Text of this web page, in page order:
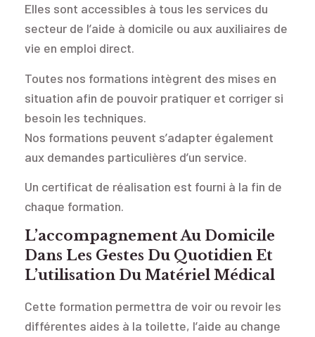
Elles sont accessibles à tous les services du
secteur de l’aide à domicile ou aux auxiliaires de
vie en emploi direct.
Toutes nos formations intègrent des mises en
situation afin de pouvoir pratiquer et corriger si
besoin les techniques.
Nos formations peuvent s’adapter également
aux demandes particulières d’un service.
Un certificat de réalisation est fourni à la fin de
chaque formation.
L’accompagnement Au Domicile
Dans Les Gestes Du Quotidien Et
L’utilisation Du Matériel Médical
Cette formation permettra de voir ou revoir les
différentes aides à la toilette, l’aide au change